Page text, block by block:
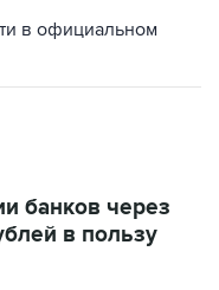
в официальном
банков через
в пользу